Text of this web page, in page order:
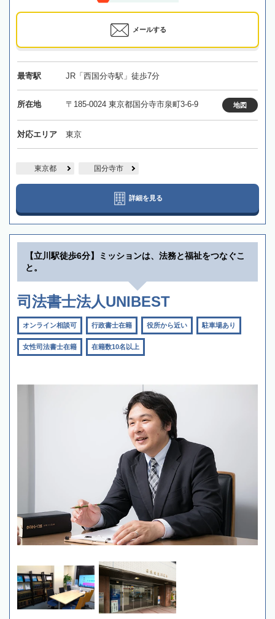
メールする
最寄駅 JR「西国分寺駅」徒歩7分
所在地 〒185-0024 東京都国分寺市泉町3-6-9 地図
対応エリア 東京
東京都 国分寺市
詳細を見る
【立川駅徒歩6分】ミッションは、法務と福祉をつなぐこ
と。
司法書士法人UNIBEST
オンライン相談可 行政書士在籍 役所から近い 駐車場あり
女性司法書士在籍 在籍数10名以上